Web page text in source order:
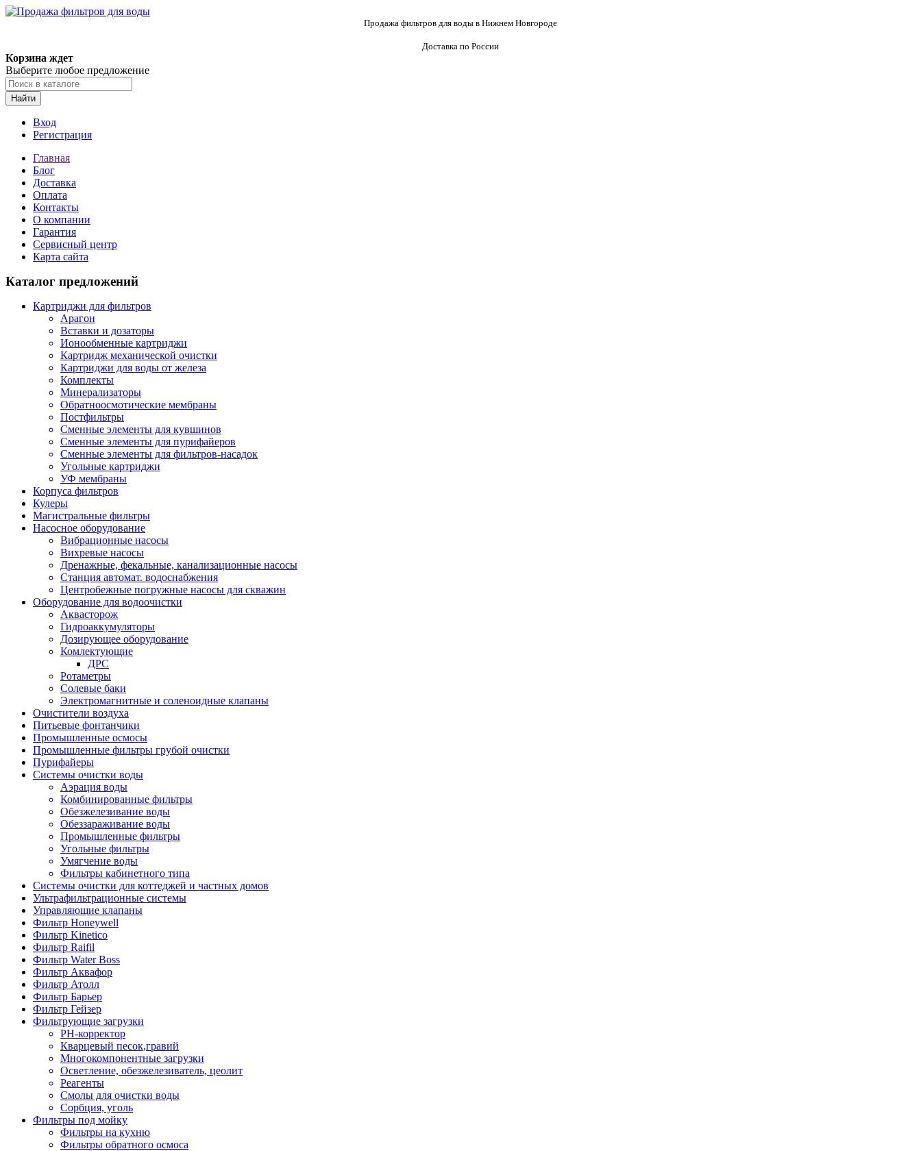
Продажа фильтров для воды в Нижнем Новгороде
Доставка по России
Корзина ждет
Выберите любое предложение
Найти
Вход
Регистрация
Главная
Блог
Доставка
Оплата
Контакты
О компании
Гарантия
Сервисный центр
Карта сайта
Каталог предложений
Картриджи для фильтров
Арагон
Вставки и дозаторы
Ионообменные картриджи
Картридж механической очистки
Картриджи для воды от железа
Комплекты
Минерализаторы
Обратноосмотические мембраны
Постфильтры
Сменные элементы для кувшинов
Сменные элементы для пурифайеров
Сменные элементы для фильтров-насадок
Угольные картриджи
УФ мембраны
Корпуса фильтров
Кулеры
Магистральные фильтры
Насосное оборудование
Вибрационные насосы
Вихревые насосы
Дренажные, фекальные, канализационные насосы
Станция автомат. водоснабжения
Центробежные погружные насосы для скважин
Оборудование для водоочистки
Аквасторож
Гидроаккумуляторы
Дозирующее оборудование
Комлектующие
ДРС
Ротаметры
Солевые баки
Электромагнитные и соленоидные клапаны
Очистители воздуха
Питьевые фонтанчики
Промышленные осмосы
Промышленные фильтры грубой очистки
Пурифайеры
Системы очистки воды
Аэрация воды
Комбинированные фильтры
Обезжелезивание воды
Обеззараживание воды
Промышленные фильтры
Угольные фильтры
Умягчение воды
Фильтры кабинетного типа
Системы очистки для коттеджей и частных домов
Ультрафильтрационные системы
Управляющие клапаны
Фильтр Honeywell
Фильтр Kinetico
Фильтр Raifil
Фильтр Water Boss
Фильтр Аквафор
Фильтр Атолл
Фильтр Барьер
Фильтр Гейзер
Фильтрующие загрузки
PH-корректор
Кварцевый песок,гравий
Многокомпонентные загрузки
Осветление, обезжелезиватель, цеолит
Реагенты
Смолы для очистки воды
Сорбция, уголь
Фильтры под мойку
Фильтры на кухню
Фильтры обратного осмоса